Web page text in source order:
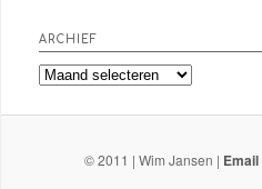
ARCHIEF
Archief
© 2011 | Wim Jansen | Email